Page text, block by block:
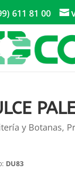
611 81 00
y Botanas,
DU83